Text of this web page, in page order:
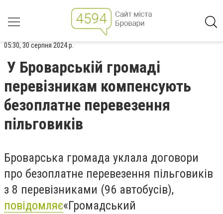
05:30, 30 серпня 2024 р.
У Броварській громаді
перевізникам компенсують
безоплатне перевезення
пільговиків
Броварська громада уклала договори
про безоплатне перевезення пільговиків
з 8 перевізниками (96 автобусів),
повідомляє«Громадський